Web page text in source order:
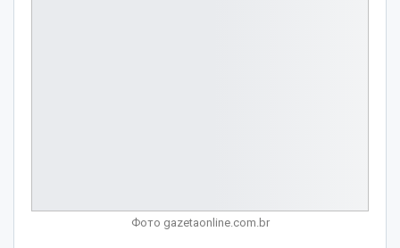
Фото gazetaonline.com.br